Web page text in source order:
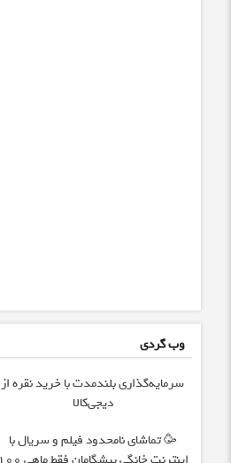
وب گردی
سرمایه‌گذاری بلندمدت با خرید نقره از
دیجی‌کالا
🥳 تماشای نامحدود فیلم و سریال با